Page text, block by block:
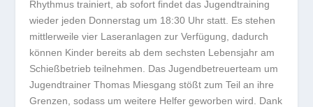
Rhythmus trainiert, ab sofort findet das Jugendtraining
wieder jeden Donnerstag um 18:30 Uhr statt. Es stehen
mittlerweile vier Laseranlagen zur Verfügung, dadurch
können Kinder bereits ab dem sechsten Lebensjahr am
Schießbetrieb teilnehmen. Das Jugendbetreuerteam um
Jugendtrainer Thomas Miesgang stößt zum Teil an ihre
Grenzen, sodass um weitere Helfer geworben wird. Dank